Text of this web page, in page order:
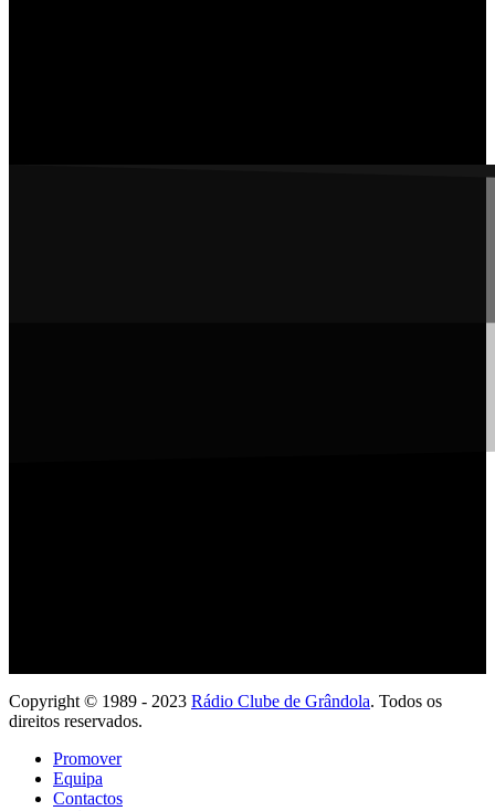
Copyright © 1989 - 2023 Rádio Clube de Grândola. Todos os
direitos reservados.
Promover
Equipa
Contactos